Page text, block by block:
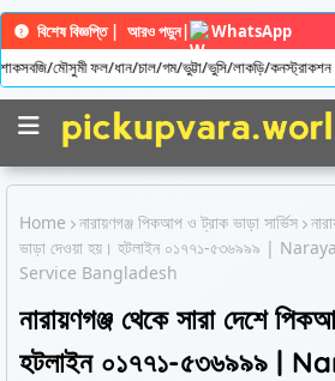
বিশেষ বিজ্ঞপ্তি | আরও পড়ুন|
WhatsApp
মৌসুমী ফল/ধান/চাল/গম/ভুট্টা/ভুসি/লাকড়ি/কনস্ট্রাকশন
Home নারায়ণগঞ্জ পিকআপ ও ট্রাক ভাড়া সার্ভিস
ভাড়া দেওয়া হয়। হটলাইন ০১৭৭১-৫৩৬৯৯৯ |
Service Bangladesh
নারায়ণগঞ্জ থেকে সারা দেশে
হটলাইন ০১৭৭১-৫৩৬৯৯৯ |